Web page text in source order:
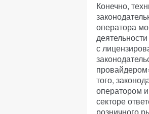
Конечно,
оператора
с
того,
оператором и
секторе